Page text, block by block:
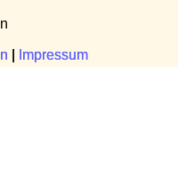
Impressum
Impressum